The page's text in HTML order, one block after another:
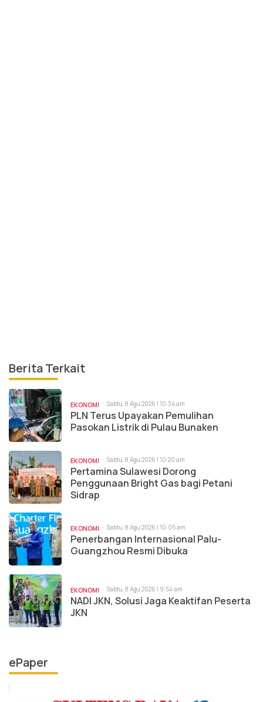
Berita Terkait
EKONOMI Sabtu, 8 Agu 2026 | 10:34 am
PLN Terus Upayakan Pemulihan
Pasokan Listrik di Pulau Bunaken
EKONOMI Sabtu, 8 Agu 2026 | 10:20 am
Pertamina Sulawesi Dorong
Penggunaan Bright Gas bagi Petani
Sidrap
EKONOMI Sabtu, 8 Agu 2026 | 10:05 am
Penerbangan Internasional Palu-
Guangzhou Resmi Dibuka
EKONOMI Sabtu, 8 Agu 2026 | 9:54 am
NADI JKN, Solusi Jaga Keaktifan Peserta
JKN
ePaper